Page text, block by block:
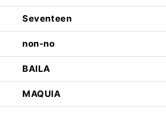
Seventeen
non-no
BAILA
MAQUIA